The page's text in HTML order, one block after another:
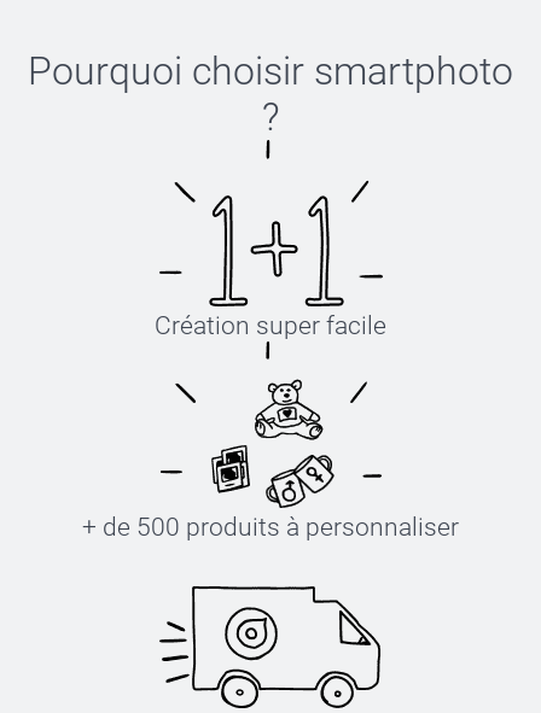
Pourquoi choisir smartphoto
?
Création super facile
+ de 500 produits à personnaliser